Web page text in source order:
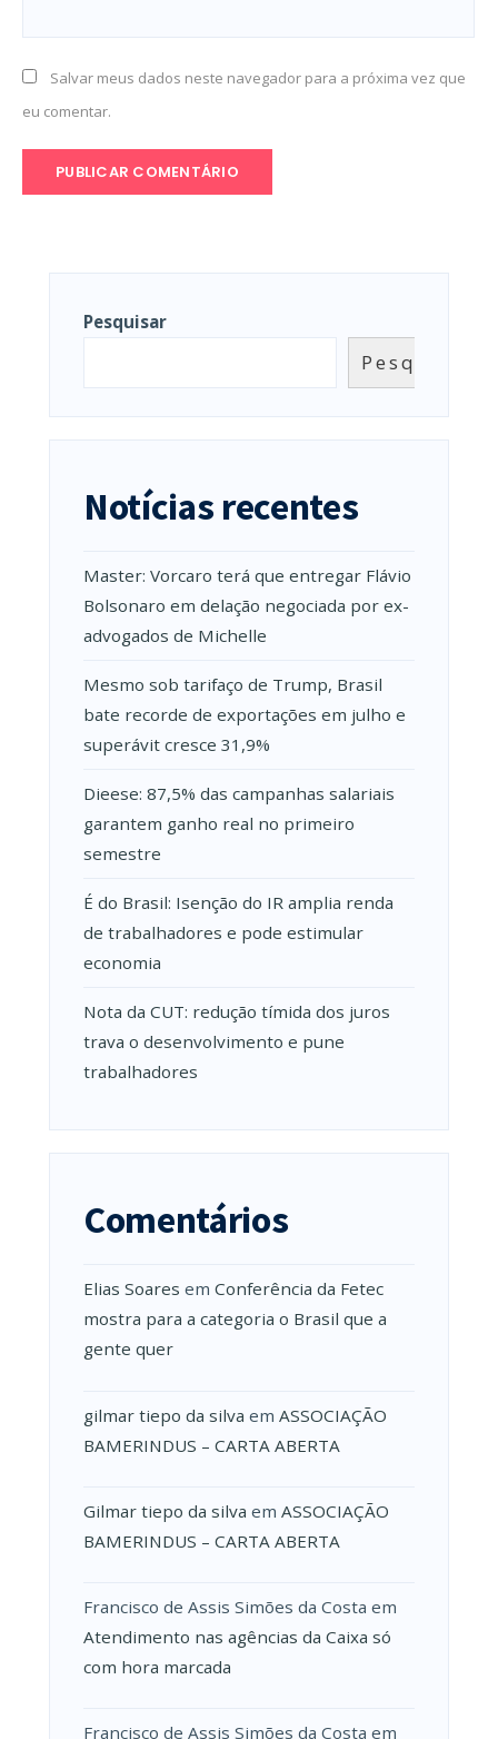
Salvar meus dados neste navegador para a próxima vez que
eu comentar.
Pesquisar
Pesquisar
Notícias recentes
Master: Vorcaro terá que entregar Flávio
Bolsonaro em delação negociada por ex-
advogados de Michelle
Mesmo sob tarifaço de Trump, Brasil
bate recorde de exportações em julho e
superávit cresce 31,9%
Dieese: 87,5% das campanhas salariais
garantem ganho real no primeiro
semestre
É do Brasil: Isenção do IR amplia renda
de trabalhadores e pode estimular
economia
Nota da CUT: redução tímida dos juros
trava o desenvolvimento e pune
trabalhadores
Comentários
Elias Soares em Conferência da Fetec
mostra para a categoria o Brasil que a
gente quer
gilmar tiepo da silva em ASSOCIAÇÃO
BAMERINDUS – CARTA ABERTA
Gilmar tiepo da silva em ASSOCIAÇÃO
BAMERINDUS – CARTA ABERTA
Francisco de Assis Simões da Costa em
Atendimento nas agências da Caixa só
com hora marcada
Francisco de Assis Simões da Costa em